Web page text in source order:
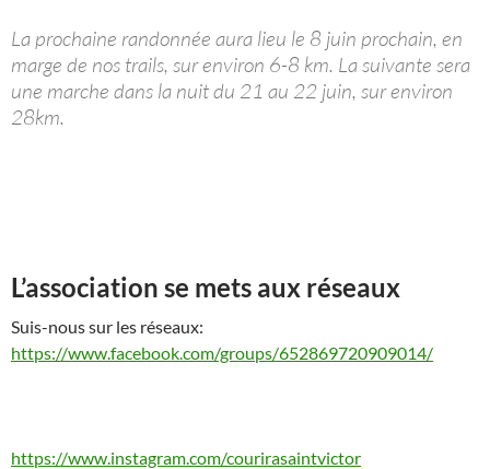
La prochaine randonnée aura lieu le 8 juin prochain, en
marge de nos trails, sur environ 6-8 km. La suivante sera
une marche dans la nuit du 21 au 22 juin, sur environ
28km.
L’association se mets aux réseaux
Suis-nous sur les réseaux:
https://www.facebook.com/groups/652869720909014/
https://www.instagram.com/courirasaintvictor